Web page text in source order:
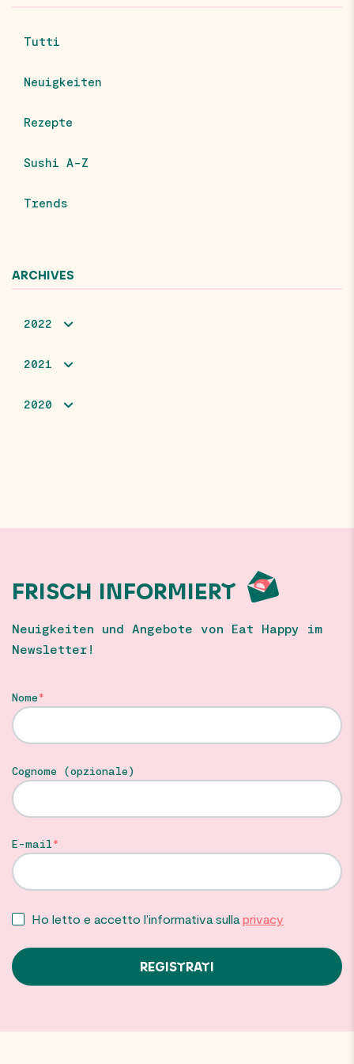
Tutti
Neuigkeiten
Rezepte
Sushi A-Z
Trends
ARCHIVES
2022
2021
2020
FRISCH INFORMIERT
Neuigkeiten und Angebote von Eat Happy im
Newsletter!
Nome
Cognome (opzionale)
E-mail
Ho letto e accetto l’informativa sulla privacy